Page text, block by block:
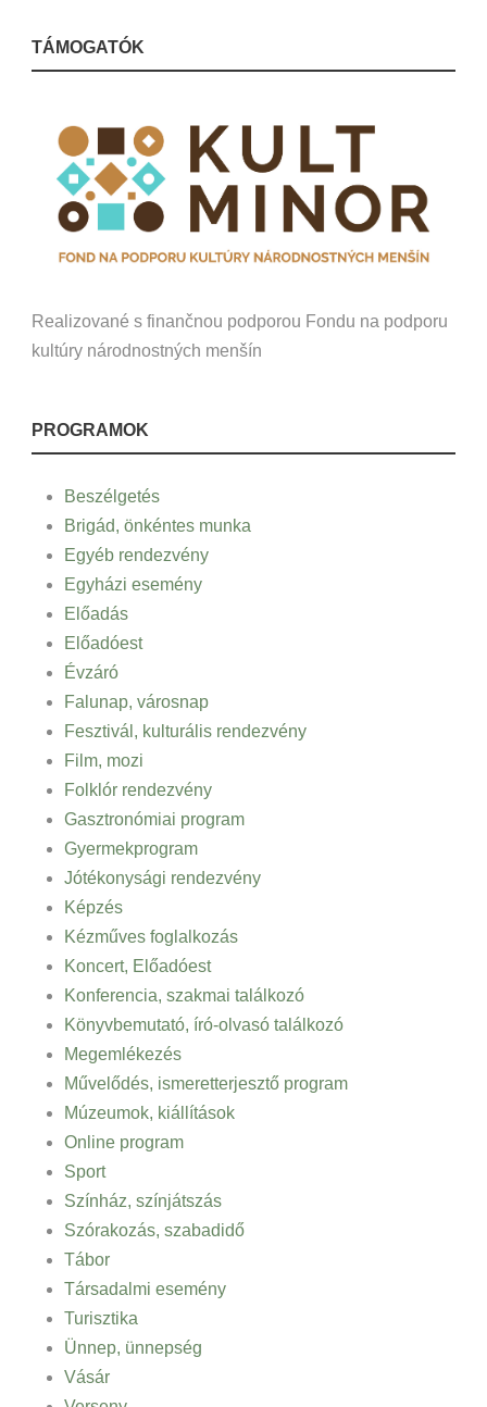
TÁMOGATÓK
Realizované s finančnou podporou Fondu na podporu
kultúry národnostných menšín
PROGRAMOK
Beszélgetés
Brigád, önkéntes munka
Egyéb rendezvény
Egyházi esemény
Előadás
Előadóest
Évzáró
Falunap, városnap
Fesztivál, kulturális rendezvény
Film, mozi
Folklór rendezvény
Gasztronómiai program
Gyermekprogram
Jótékonysági rendezvény
Képzés
Kézműves foglalkozás
Koncert, Előadóest
Konferencia, szakmai találkozó
Könyvbemutató, író-olvasó találkozó
Megemlékezés
Művelődés, ismeretterjesztő program
Múzeumok, kiállítások
Online program
Sport
Színház, színjátszás
Szórakozás, szabadidő
Tábor
Társadalmi esemény
Turisztika
Ünnep, ünnepség
Vásár